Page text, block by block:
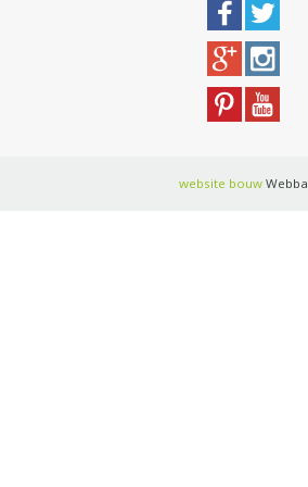
website bouwWebba